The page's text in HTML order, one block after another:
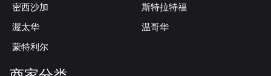
密西沙加
斯特拉特福
渥太华
温哥华
蒙特利尔